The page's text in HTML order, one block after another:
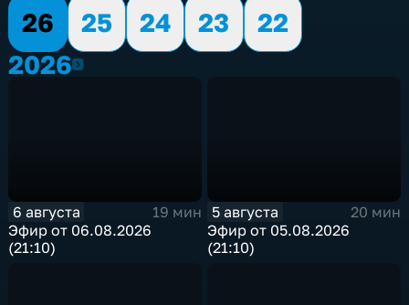
26
25 24 23
22
20262026
6 августа
19 мин
Эфир от 06.08.2026
(21:10)
5 августа
20 мин
Эфир от 05.08.2026
(21:10)